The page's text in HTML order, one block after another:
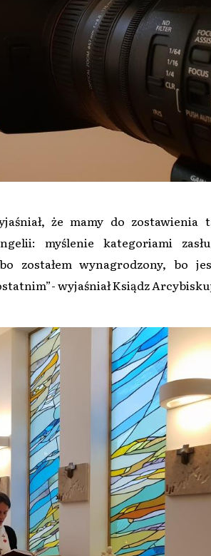
że mamy do zostawienia
myślenie kategoriami
zostałem wynagrodzony, bo
wyjaśniał Ksiądz